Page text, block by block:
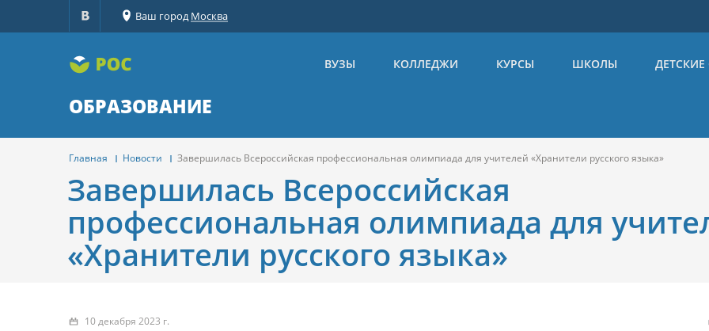
Ваш городМосква
ОБРАЗОВАНИЕ
ВУЗЫ КОЛЛЕДЖИ КУРСЫ ШКОЛЫ
Главная Новости Завершилась Всероссийская профессиональная олимпиада для учителей «Хранители русского языка»
Завершилась Всероссийская
профессиональная олимпиада для
«Хранители русского языка»
10 декабря 2023 г.